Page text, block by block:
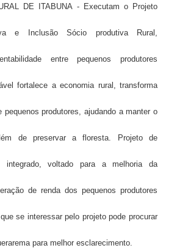
DE ITABUNA - Executam o Projeto
e InclusãoSócio produtiva Rural,
entre pequenos produtores
fortalece a economia rural, transforma
produtores, ajudando a manter o
de preservar a floresta. Projeto de
integrado, voltado para a melhoria da
de renda dos pequenos produtores
se interessar pelo projeto pode procurar
para melhor esclarecimento.